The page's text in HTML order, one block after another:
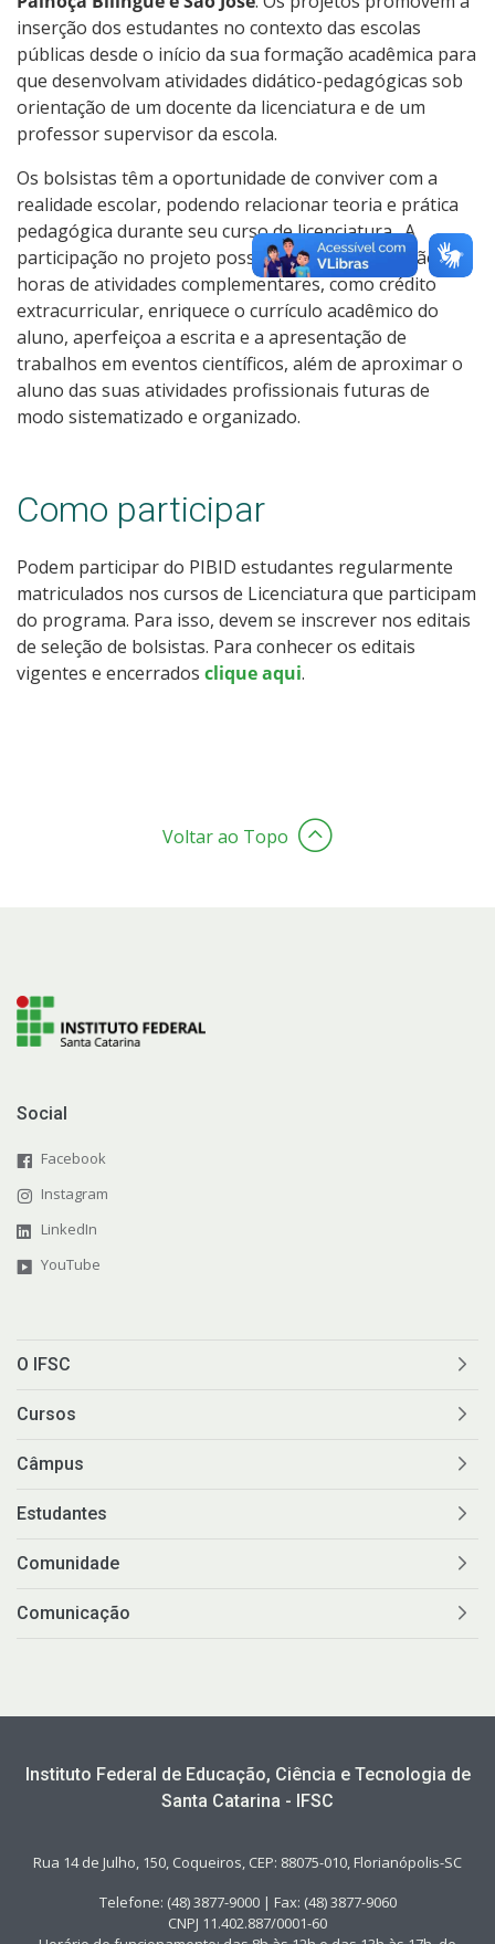
inserção dos estudantes no contexto das escolas
públicas desde o início da sua formação acadêmica para
que desenvolvam atividades didático-pedagógicas sob
orientação de um docente da licenciatura e de um
professor supervisor da escola.
Os bolsistas têm a oportunidade de conviver com a
realidade escolar, podendo relacionar teoria e prática
pedagógica durante seu curso de licenciatura. A
participação no projeto possibilita a contabilização de
horas de atividades complementares, como crédito
extracurricular, enriquece o currículo acadêmico do
aluno, aperfeiçoa a escrita e a apresentação de
trabalhos em eventos científicos, além de aproximar o
aluno das suas atividades profissionais futuras de
modo sistematizado e organizado.
Como participar
Podem participar do PIBID estudantes regularmente
matriculados nos cursos de Licenciatura que participam
do programa. Para isso, devem se inscrever nos editais
de seleção de bolsistas. Para conhecer os editais
vigentes e encerrados clique aqui.
Voltar ao Topo
Social
Facebook
Instagram
LinkedIn
YouTube
O IFSC
Cursos
Câmpus
Estudantes
Comunidade
Comunicação
Instituto Federal de Educação, Ciência e Tecnologia de
Santa Catarina - IFSC
Rua 14 de Julho, 150, Coqueiros, CEP: 88075-010, Florianópolis-SC
Telefone: (48) 3877-9000 | Fax: (48) 3877-9060
CNPJ 11.402.887/0001-60